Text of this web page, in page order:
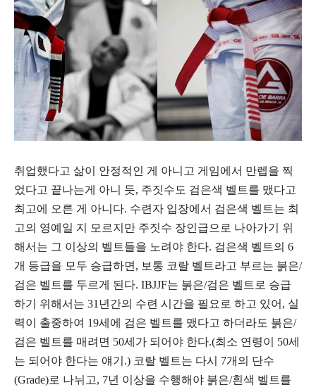
취업했다고 삶이 안정적인 게 아니고 게임에서 만렙을 찍
었다고 끝나는게 아니 듯, 주짓수도 검은색 벨트를 맸다고
최고에 오른 게 아니다. 수련자 입장에서 검은색 벨트는 최
고의 영예일 지 모르지만 주짓수 장인급으로 나아가기 위
해서는 그 이상의 벨트들을 노려야 한다. 검은색 벨트의 6
개 등급을 모두 승급하면, 보통 코랄 벨트라고 부르는 붉은/
검은 벨트를 두르게 된다. IBJJF는 붉은/검은 벨트로 승급
하기 위해서는 31년간의 수련 시간을 필요로 하고 있어, 실
력이 출중하여 19세에 검은 벨트를 맸다고 하더라도 붉은/
검은 벨트를 매려면 50세가 되어야 한다.(최소 연령이 50세
는 되어야 한다는 얘기.) 코랄 벨트는 다시 7개의 단수
(Grade)로 나뉘고, 7년 이상을 수행해야 붉은/흰색 벨트를